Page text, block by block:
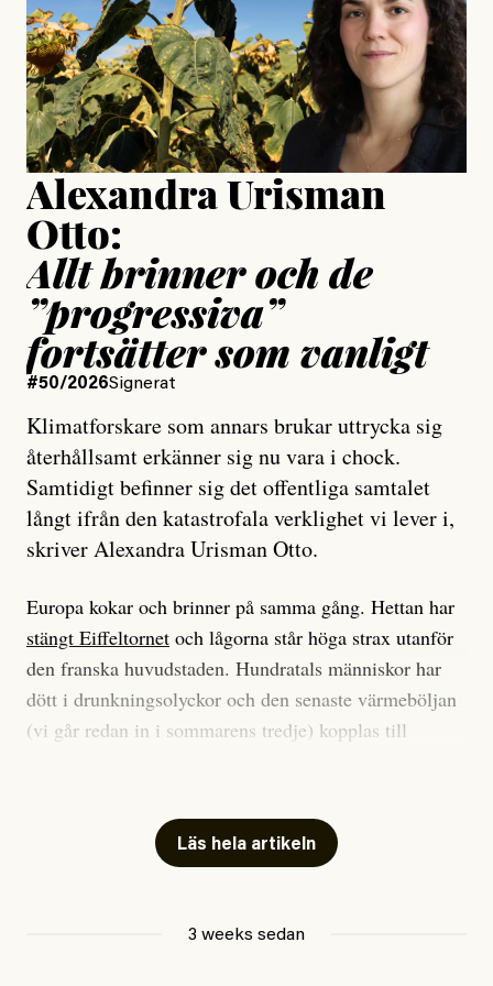
Jesper Lundby
Publicerad15 July, 2026
Uppdaterad15 July, 2026
Alexandra Urisman
Otto:
Allt brinner och de
”progressiva”
fortsätter som vanligt
#50/2026Signerat
Klimatforskare som annars brukar uttrycka sig
återhållsamt erkänner sig nu vara i chock.
Samtidigt befinner sig det offentliga samtalet
långt ifrån den katastrofala verklighet vi lever i,
skriver Alexandra Urisman Otto.
Europa kokar och brinner på samma gång. Hettan har
stängt Eiffeltornet och lågorna står höga strax utanför
den franska huvudstaden. Hundratals människor har
dött i drunkningsolyckor och den senaste värmeböljan
(vi går redan in i sommarens tredje) kopplas till
Har du också panik i hettan? Känns det som en
mardröm? Bra, allt annat vore fullständigt orimligt.
att han brukar vara ganska återhållsam när han
Läs hela artikeln
3 weeks sedan